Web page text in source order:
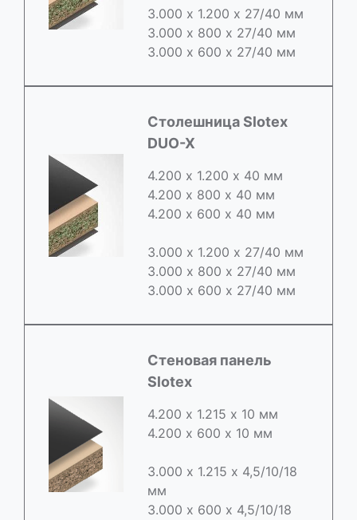
3.000 х 1.200 х 27/40 мм
3.000 х 800 х 27/40 мм
3.000 х 600 х 27/40 мм
Cтолешница Slotex
DUO-X
4.200 х 1.200 х 40 мм
4.200 х 800 х 40 мм
4.200 х 600 х 40 мм
3.000 х 1.200 х 27/40 мм
3.000 х 800 х 27/40 мм
3.000 х 600 х 27/40 мм
Стеновая панель
Slotex
4.200 х 1.215 х 10 мм
4.200 х 600 х 10 мм
3.000 х 1.215 х 4,5/10/18
мм
3.000 х 600 х 4,5/10/18